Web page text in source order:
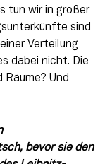
tun wir in großer
sind
Verteilung
dabei nicht. Die
Räume? Und
bevor sie den